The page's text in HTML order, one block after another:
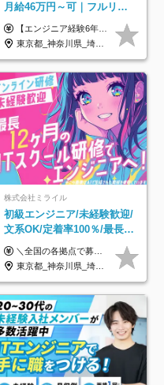
月給46万円～可｜フルリモ
ートも可｜案件選択制｜定
着率96％以上｜副業OK｜住
宅手当
【エンジニア経験6年以上の方】 月給46万円～100万円（固定残業代含む） ※上記月給には月30時間分の固定残業代（月8万7,400円～月19万円）を含む。超過分は全額支給。 【エンジニア経験4年以上の方】 月給42万円～100万円（固定残業代含む） ※上記月給には月30時間分の固定残業代（月7万9,800円～月19万円）を含む。超過分は全額支給。 【エンジニア経験4年未満の方】 月給38万円～100万円（固定残業代含む） ※上記月給には月30時間分の固定残業代（月7万2,200円～月19万円）を含む。超過分は全額支給。 ※経験、スキル、前職給与などを踏まえて決定。 ◆ルトラの給与制度のポイント！◆ ・社員の95%が入社時に年収UP！最高で300万円UPの実績も ・平均還元率86.3%（交通費・住宅手当・会社負担分の社保も含む） ・人柄やポテンシャルを評価し、スキル以上の希望年収を提示することも ・退職金制度やリファラル手当（平均50万円）あり
東京都_神奈川県_埼玉県_千葉県_大阪府_愛知県_北海道_青森県_岩手県_宮城県_秋田県_山形県_福島県_茨城県_栃木県_群馬県_新潟県_山梨県_長野県_富山県_石川県_福井県_静岡県_岐阜県_三重県_兵庫県_京都府_滋賀県_奈良県_和歌山県_広島県_岡山県_鳥取県_島根県_山口県_徳島県_香川県_愛媛県_高知県_福岡県_熊本県_佐賀県_長崎県_大分県_宮崎県_鹿児島県_沖縄県
株式会社ミライル
初級エンジニア/未経験歓迎/
文系OK/定着率100％/最長1
年の自社ITスクール研修あ
り/年休130日
＼全国の各拠点で募集中！／ 給与は以下の通り、勤務地により異なります。 札幌：月給23万円～27万円 仙台：月給22万円～26万円 新潟：月給22万円～26万円 東京：月給26万円～30万円 大阪：月給24万円～29万円 福岡：月給23.5万円～27万円 沖縄：月給21万円～26万円 ◎給与は知識や経験を考慮して決定します。 ◎残業は別途全額支給します。 ◎試用期間12カ月あり（給与は以下の通りです。その他条件に変更はありません） （試用期間の給与） 札幌：月給18.6万円～ 仙台：月給19万円～ 新潟：月給18万円～ 東京：月給22万円～ 大阪：月給20.8万円～ 福岡：月給19万円～ 沖縄：月給18万円～
東京都_神奈川県_埼玉県_千葉県_大阪府_愛知県_北海道_青森県_岩手県_宮城県_秋田県_山形県_福島県_茨城県_栃木県_群馬県_新潟県_山梨県_長野県_富山県_石川県_福井県_静岡県_岐阜県_三重県_兵庫県_京都府_滋賀県_奈良県_和歌山県_広島県_岡山県_鳥取県_島根県_山口県_徳島県_香川県_愛媛県_高知県_福岡県_熊本県_佐賀県_長崎県_大分県_宮崎県_鹿児島県_沖縄県